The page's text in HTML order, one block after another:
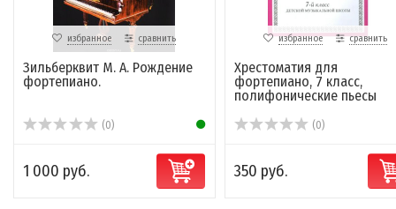
избранное сравнить
Зильберквит М. А. Рождение
фортепиано.
(0)
1 000 руб.
избранное сравнить
Хрестоматия для
фортепиано, 7 класс,
полифонические пьесы
(0)
350 руб.